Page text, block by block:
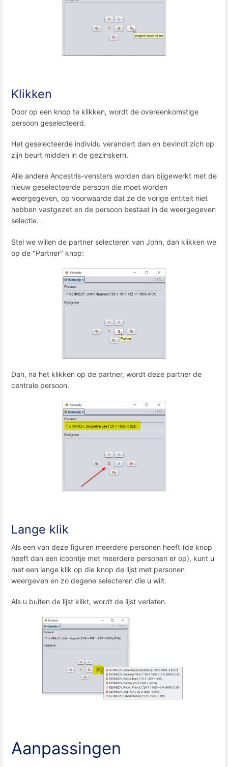
Klikken
Door op een knop te klikken, wordt de overeenkomstige
persoon geselecteerd.
Het geselecteerde individu verandert dan en bevindt zich op
zijn beurt midden in de gezinskern.
Alle andere Ancestris-vensters worden dan bijgewerkt met de
nieuw geselecteerde persoon die moet worden
weergegeven, op voorwaarde dat ze de vorige entiteit niet
hebben vastgezet en de persoon bestaat in de weergegeven
selectie.
Stel we willen de partner selecteren van John, dan klikken we
op de "Partner" knop:
Dan, na het klikken op de partner, wordt deze partner de
centrale persoon.
Lange klik
Als een van deze figuren meerdere personen heeft (de knop
heeft dan een icoontje met meerdere personen er op), kunt u
met een lange klik op die knop de lijst met personen
weergeven en zo degene selecteren die u wilt.
Als u buiten de lijst klikt, wordt de lijst verlaten.
Aanpassingen